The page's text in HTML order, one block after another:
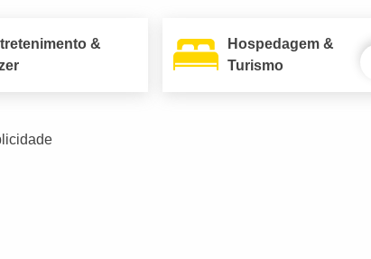
&
Hospedagem &
Turismo